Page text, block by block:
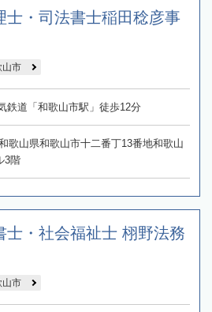
士・司法書士稲田稔彦事
山市
鉄道「和歌山市駅」徒歩12分
歌山県和歌山市十二番丁13番地和歌山
3階
士・社会福祉士 栩野法務
山市